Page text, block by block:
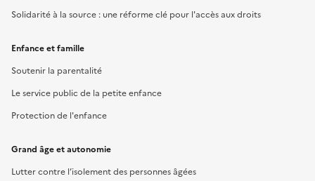
Solidarité à la source : une réforme clé pour l'accès aux droits
Enfance et famille
Soutenir la parentalité
Le service public de la petite enfance
Protection de l'enfance
Grand âge et autonomie
Lutter contre l’isolement des personnes âgées